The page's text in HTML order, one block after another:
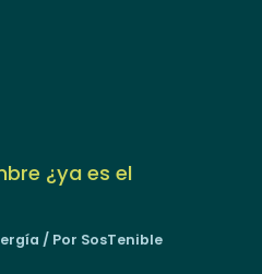
¿ya es el
/ Por SosTenible